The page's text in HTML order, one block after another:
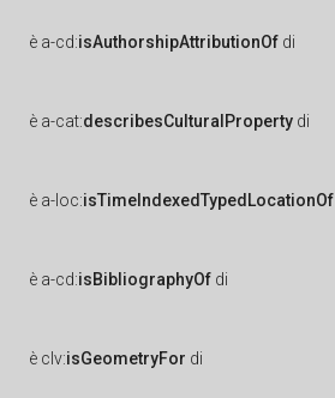
è a-cd:isAuthorshipAttributionOf di
è a-cat:describesCulturalProperty di
è a-loc:isTimeIndexedTypedLocationOf
è a-cd:isBibliographyOf di
è clv:isGeometryFor di